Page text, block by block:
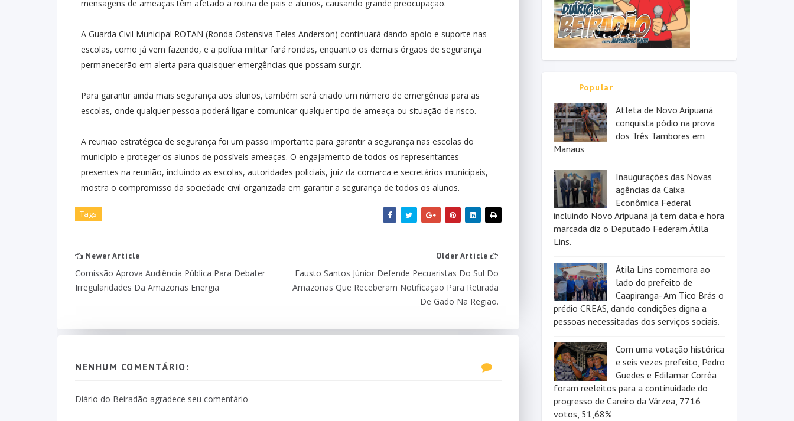
mensagens de ameaças têm afetado a rotina de pais e alunos, causando grande preocupação.
A Guarda Civil Municipal ROTAN (Ronda Ostensiva Teles Anderson) continuará dando apoio e suporte nas
escolas, como já vem fazendo, e a polícia militar fará rondas, enquanto os demais órgãos de segurança
permanecerão em alerta para quaisquer emergências que possam surgir.
Para garantir ainda mais segurança aos alunos, também será criado um número de emergência para as
escolas, onde qualquer pessoa poderá ligar e comunicar qualquer tipo de ameaça ou situação de risco.
A reunião estratégica de segurança foi um passo importante para garantir a segurança nas escolas do
município e proteger os alunos de possíveis ameaças. O engajamento de todos os representantes
presentes na reunião, incluindo as escolas, autoridades policiais, juiz da comarca e secretários municipais,
mostra o compromisso da sociedade civil organizada em garantir a segurança de todos os alunos.
Tags
Newer Article
Comissão Aprova Audiência Pública Para Debater
Irregularidades Da Amazonas Energia
Older Article
Fausto Santos Júnior Defende Pecuaristas Do Sul Do
Amazonas Que Receberam Notificação Para Retirada
De Gado Na Região.
NENHUM COMENTÁRIO:
Diário do Beiradão agradece seu comentário
Popular
Atleta de Novo Aripuanã
conquista pódio na prova
dos Três Tambores em
Manaus
Inaugurações das Novas
agências da Caixa
Econômica Federal
incluindo Novo Aripuanã já tem data e hora
marcada diz o Deputado Federam Átila
Lins.
Átila Lins comemora ao
lado do prefeito de
Caapiranga- Am Tico Brás o
prédio CREAS, dando condições digna a
pessoas necessitadas dos serviços sociais.
Com uma votação histórica
e seis vezes prefeito, Pedro
Guedes e Edilamar Corrêa
foram reeleitos para a continuidade do
progresso de Careiro da Várzea, 7716
votos, 51,68%